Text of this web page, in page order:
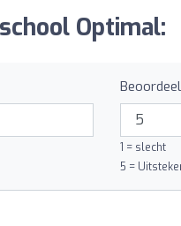
Optimal:
1 = slecht
5 =